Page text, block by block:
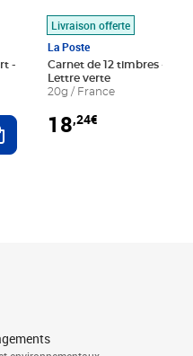
-
Ajouter au panier
Livraison offerte
La Poste
Carnet de 12 timbres - Le
Lettre verte
20g / France
18,24€